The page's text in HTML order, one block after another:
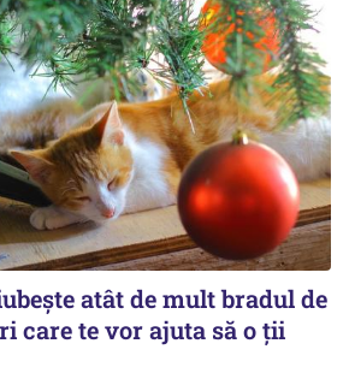
atât de mult bradul de
care te vor ajuta să o ții